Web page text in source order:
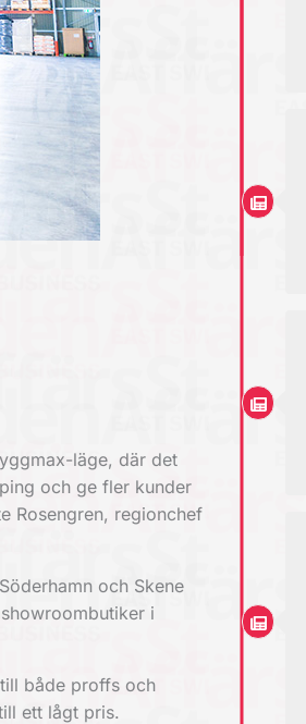
läge, där det
och ge fler kunder
Rosengren, regionchef
och Skene
i
både proffs och
ett lågt pris.